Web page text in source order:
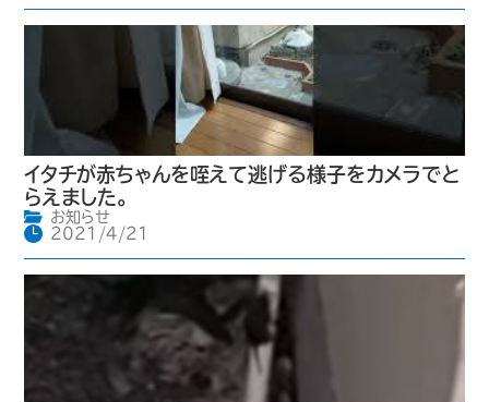
イタチが赤ちゃんを咥えて逃げる様子をカメラでと
らえました。
お知らせ
2021/4/21